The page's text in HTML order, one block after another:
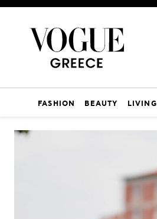
FASHION BEAUTY LIVING